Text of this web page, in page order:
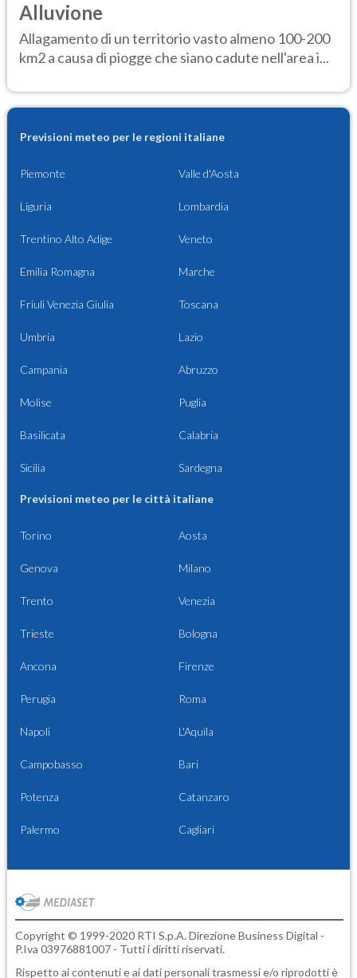
Alluvione
Allagamento di un territorio vasto almeno 100-200
km2 a causa di piogge che siano cadute nell'area i...
Previsioni meteo per le regioni italiane
Piemonte Valle d'Aosta
Liguria Lombardia
Trentino Alto Adige Veneto
Emilia Romagna Marche
Friuli Venezia Giulia Toscana
Umbria Lazio
Campania Abruzzo
Molise Puglia
Basilicata Calabria
Sicilia Sardegna
Previsioni meteo per le città italiane
Torino Aosta
Genova Milano
Trento Venezia
Trieste Bologna
Ancona Firenze
Perugia Roma
Napoli L'Aquila
Campobasso Bari
Potenza Catanzaro
Palermo Cagliari
Copyright © 1999-2020 RTI S.p.A. Direzione Business Digital -
P.Iva 03976881007 - Tutti i diritti riservati.
Rispetto ai contenuti e ai dati personali trasmessi e/o riprodotti è